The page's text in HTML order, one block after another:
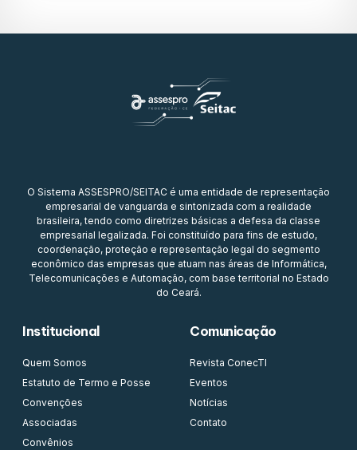
O Sistema ASSESPRO/SEITAC é uma entidade de representação
empresarial de vanguarda e sintonizada com a realidade
brasileira, tendo como diretrizes básicas a defesa da classe
empresarial legalizada. Foi constituído para fins de estudo,
coordenação, proteção e representação legal do segmento
econômico das empresas que atuam nas áreas de Informática,
Telecomunicações e Automação, com base territorial no Estado
do Ceará.
Institucional
Quem Somos
Estatuto de Termo e Posse
Convenções
Associadas
Convênios
Comunicação
Revista ConecTI
Eventos
Notícias
Contato